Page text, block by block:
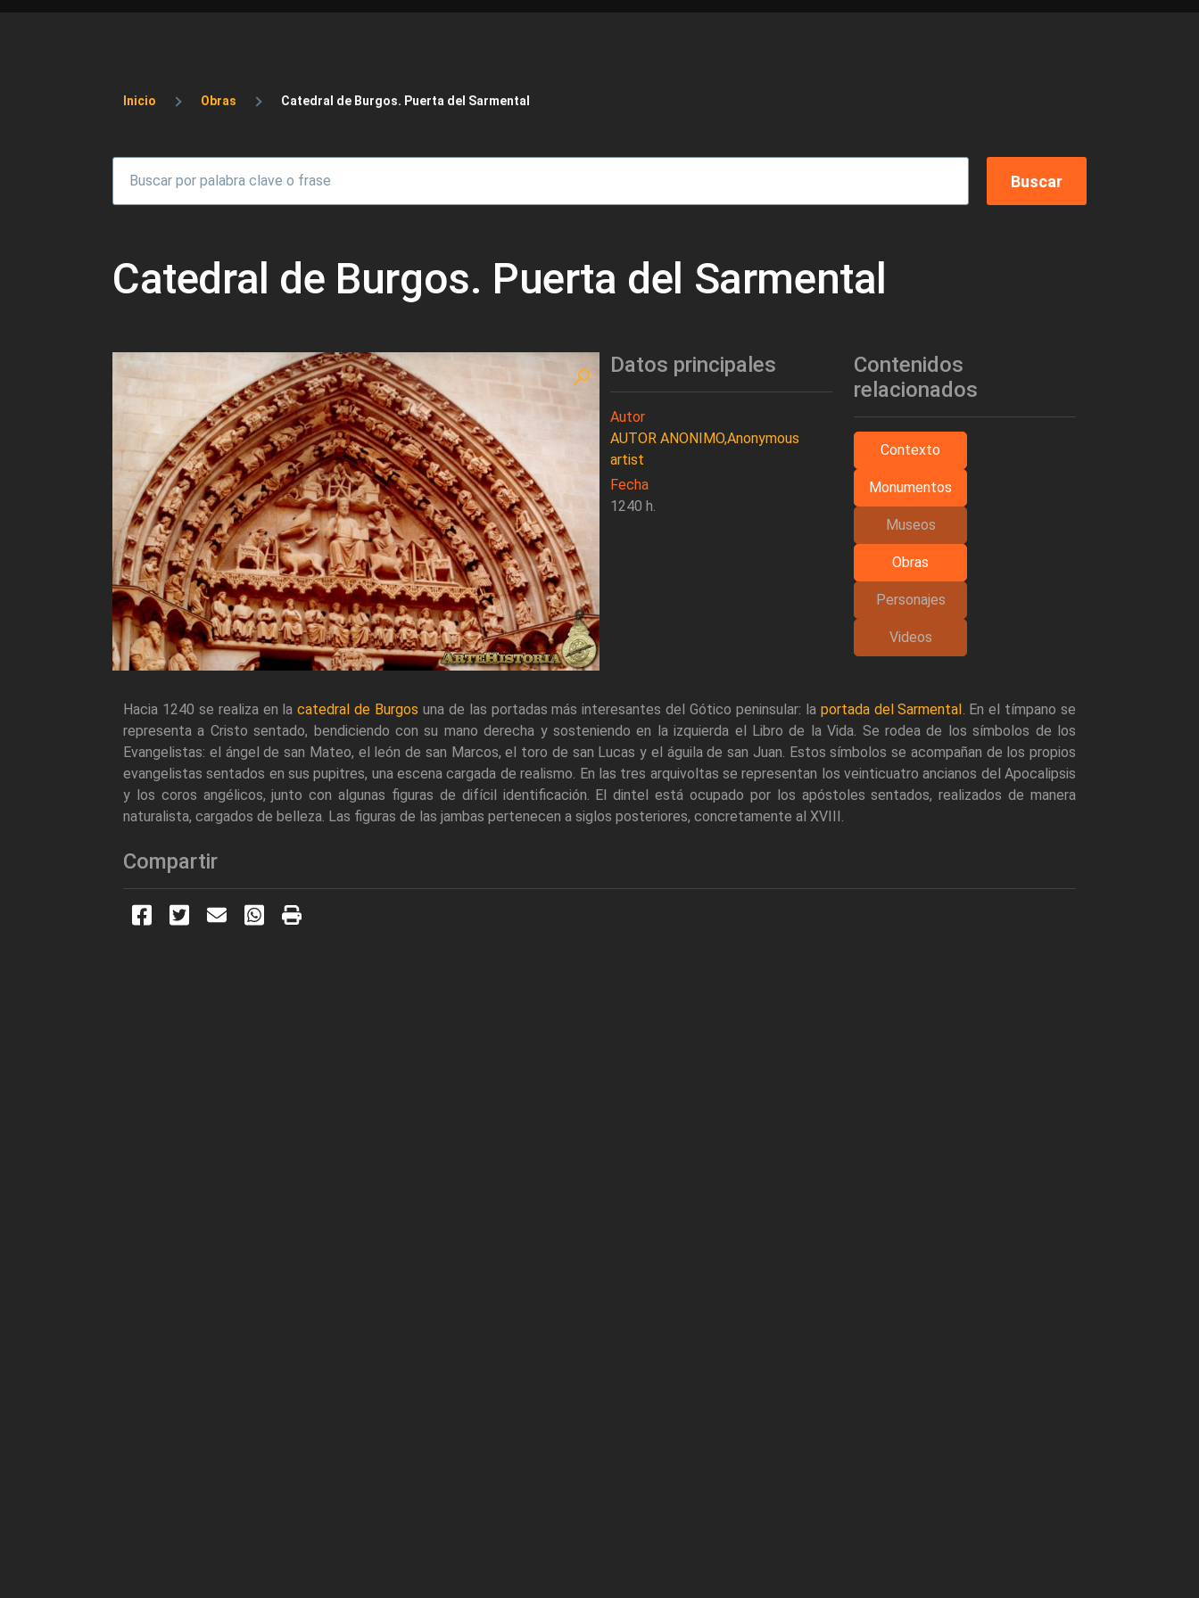
Sobrescribir enlaces de ayuda a la navegación
Inicio Obras Catedral de Burgos. Puerta del Sarmental
Catedral de Burgos. Puerta del Sarmental
Datos principales
Autor
AUTOR ANONIMO,Anonymous
artist
Fecha
1240 h.
Contenidos
relacionados
Contexto
Monumentos
Museos
Obras
Personajes
Videos
Hacia 1240 se realiza en lacatedral de Burgos una de las portadas más interesantes del Gótico peninsular: la portada del Sarmental . En el tímpano se
representa a Cristo sentado, bendiciendo con su mano derecha y sosteniendo en la izquierda el Libro de la Vida. Se rodea de los símbolos de los
Evangelistas: el ángel de san Mateo, el león de san Marcos, el toro de san Lucas y el águila de san Juan. Estos símbolos se acompañan de los propios
evangelistas sentados en sus pupitres, una escena cargada de realismo. En las tres arquivoltas se representan los veinticuatro ancianos del Apocalipsis
y los coros angélicos, junto con algunas figuras de difícil identificación. El dintel está ocupado por los apóstoles sentados, realizados de manera
naturalista, cargados de belleza. Las figuras de las jambas pertenecen a siglos posteriores, concretamente al XVIII.
Compartir